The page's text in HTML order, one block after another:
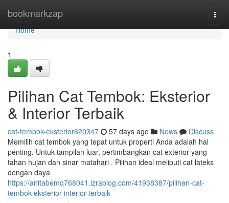
bookmarkzap
Home
Home
1
Pilihan Cat Tembok: Eksterior
& Interior Terbaik
cat-tembok-eksterior620347 57 days ago News
Discuss
Memilih cat tembok yang tepat untuk properti Anda adalah hal
penting. Untuk tampilan luar, pertimbangkan cat exterior yang
tahan hujan dan sinar matahari . Pilihan ideal meliputi cat lateks
dengan daya
https://anitabemq768041.izrablog.com/41938387/pilihan-cat-
tembok-eksterior-interior-terbaik